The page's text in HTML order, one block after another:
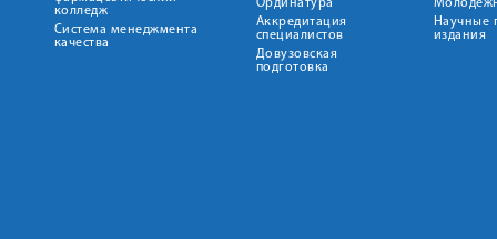
колледж
Система менеджмента
качества
Ординатура
Аккредитация
специалистов
Довузовская
подготовка
Научные
издания